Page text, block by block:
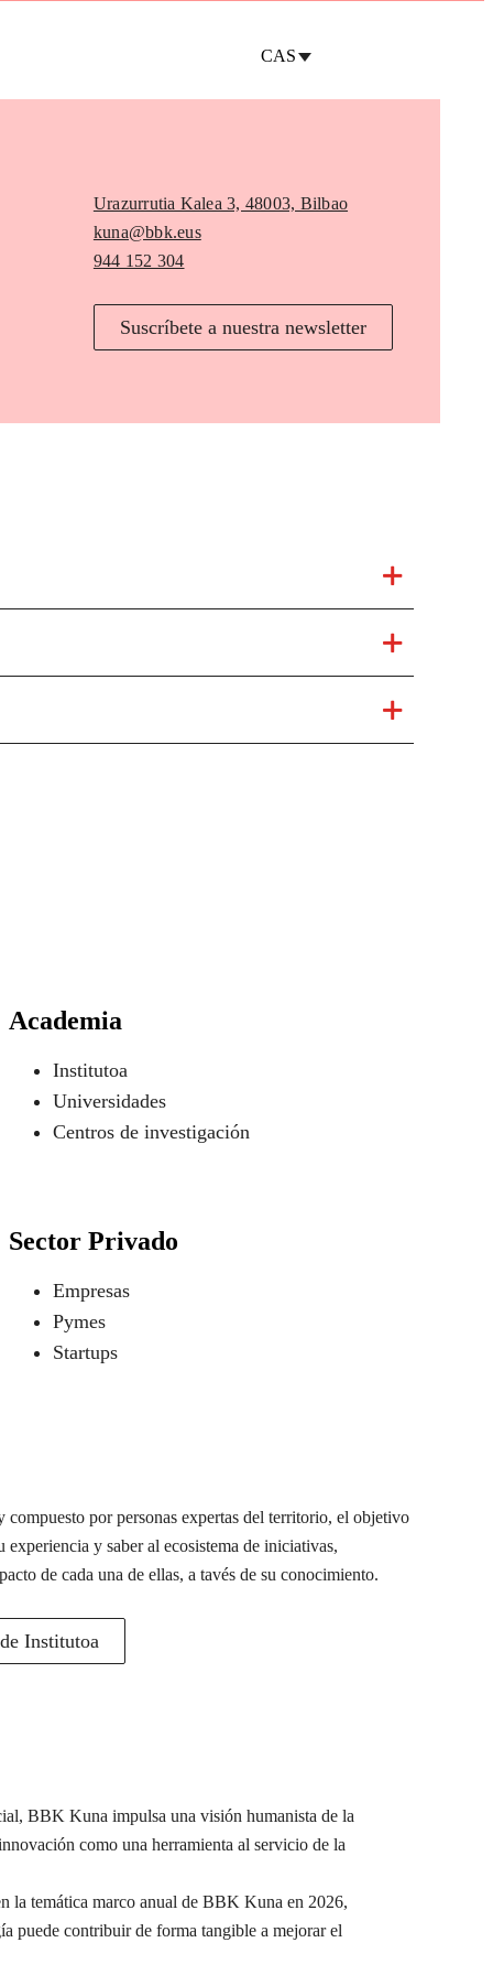
CAS
Urazurrutia Kalea 3, 48003, Bilbao
kuna@bbk.eus
944 152 304
Suscríbete a nuestra newsletter
Academia
Institutoa
Universidades
Centros de investigación
Sector Privado
Empresas
Pymes
Startups
por personas expertas del territorio, el objetivo
experiencia y saber al ecosistema de iniciativas,
de cada una de ellas, a tavés de su conocimiento.
Institutoa
BBK Kuna impulsa una visión humanista de la
como una herramienta al servicio de la
la temática marco anual de BBK Kuna en 2026,
puede contribuir de forma tangible a mejorar el